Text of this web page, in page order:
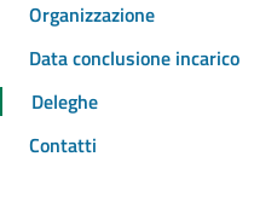
Organizzazione
Data conclusione incarico
Deleghe
Contatti